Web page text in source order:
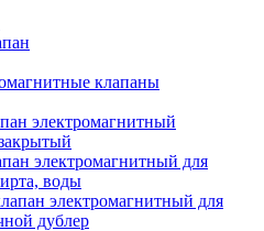
клапаны
электромагнитный
электромагнитный для
воды
электромагнитный для
дублер